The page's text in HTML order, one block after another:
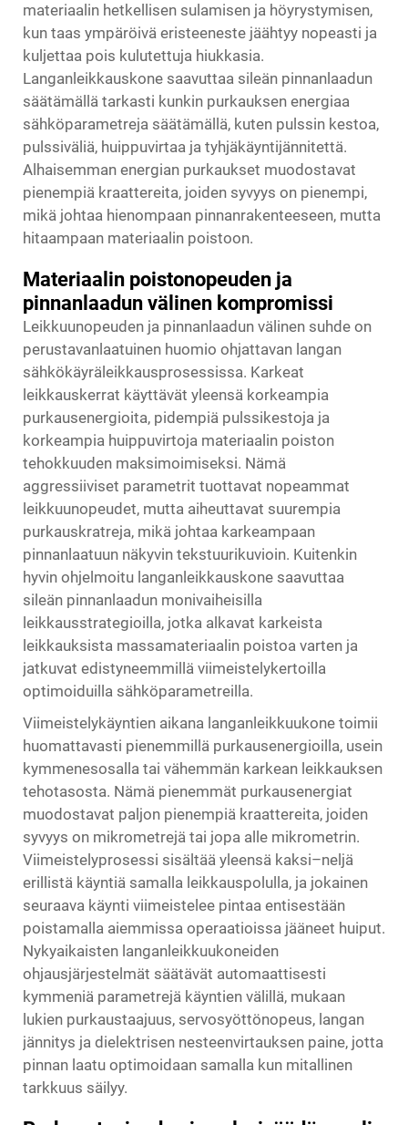
materiaalin hetkellisen sulamisen ja höyrystymisen,
kun taas ympäröivä eristeeneste jäähtyy nopeasti ja
kuljettaa pois kulutettuja hiukkasia.
Langanleikkauskone saavuttaa sileän pinnanlaadun
säätämällä tarkasti kunkin purkauksen energiaa
sähköparametreja säätämällä, kuten pulssin kestoa,
pulssiväliä, huippuvirtaa ja tyhjäkäyntijännitettä.
Alhaisemman energian purkaukset muodostavat
pienempiä kraattereita, joiden syvyys on pienempi,
mikä johtaa hienompaan pinnanrakenteeseen, mutta
hitaampaan materiaalin poistoon.
Materiaalin poistonopeuden ja
pinnanlaadun välinen kompromissi
Leikkuunopeuden ja pinnanlaadun välinen suhde on
perustavanlaatuinen huomio ohjattavan langan
sähkökäyräleikkausprosessissa. Karkeat
leikkauskerrat käyttävät yleensä korkeampia
purkausenergioita, pidempiä pulssikestoja ja
korkeampia huippuvirtoja materiaalin poiston
tehokkuuden maksimoimiseksi. Nämä
aggressiiviset parametrit tuottavat nopeammat
leikkuunopeudet, mutta aiheuttavat suurempia
purkauskratreja, mikä johtaa karkeampaan
pinnanlaatuun näkyvin tekstuurikuvioin. Kuitenkin
hyvin ohjelmoitu langanleikkauskone saavuttaa
sileän pinnanlaadun monivaiheisilla
leikkausstrategioilla, jotka alkavat karkeista
leikkauksista massamateriaalin poistoa varten ja
jatkuvat edistyneemmillä viimeistelykertoilla
optimoiduilla sähköparametreilla.
Viimeistelykäyntien aikana langanleikkuukone toimii
huomattavasti pienemmillä purkausenergioilla, usein
kymmenesosalla tai vähemmän karkean leikkauksen
tehotasosta. Nämä pienemmät purkausenergiat
muodostavat paljon pienempiä kraattereita, joiden
syvyys on mikrometrejä tai jopa alle mikrometrin.
Viimeistelyprosessi sisältää yleensä kaksi–neljä
erillistä käyntiä samalla leikkauspolulla, ja jokainen
seuraava käynti viimeistelee pintaa entisestään
poistamalla aiemmissa operaatioissa jääneet huiput.
Nykyaikaisten langanleikkuukoneiden
ohjausjärjestelmät säätävät automaattisesti
kymmeniä parametrejä käyntien välillä, mukaan
lukien purkaustaajuus, servosyöttönopeus, langan
jännitys ja dielektrisen nesteenvirtauksen paine, jotta
pinnan laatu optimoidaan samalla kun mitallinen
tarkkuus säilyy.